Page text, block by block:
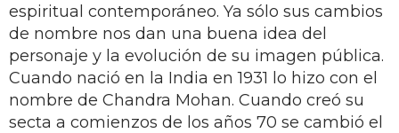
espiritual contemporáneo. Ya sólo sus cambios
de nombre nos dan una buena idea del
personaje y la evolución de su imagen pública.
Cuando nació en la India en 1931 lo hizo con el
nombre de Chandra Mohan. Cuando creó su
secta a comienzos de los años 70 se cambió el